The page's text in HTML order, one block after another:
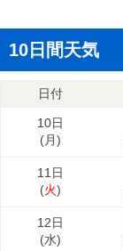
10日間天気
日付
10日
(月)
11日
(火)
12日
(水)